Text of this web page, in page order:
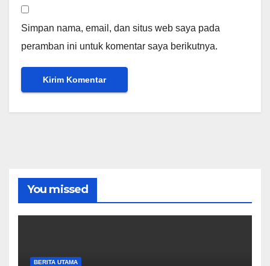
Simpan nama, email, dan situs web saya pada
peramban ini untuk komentar saya berikutnya.
You missed
BERITA UTAMA